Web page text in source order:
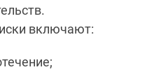
включают: